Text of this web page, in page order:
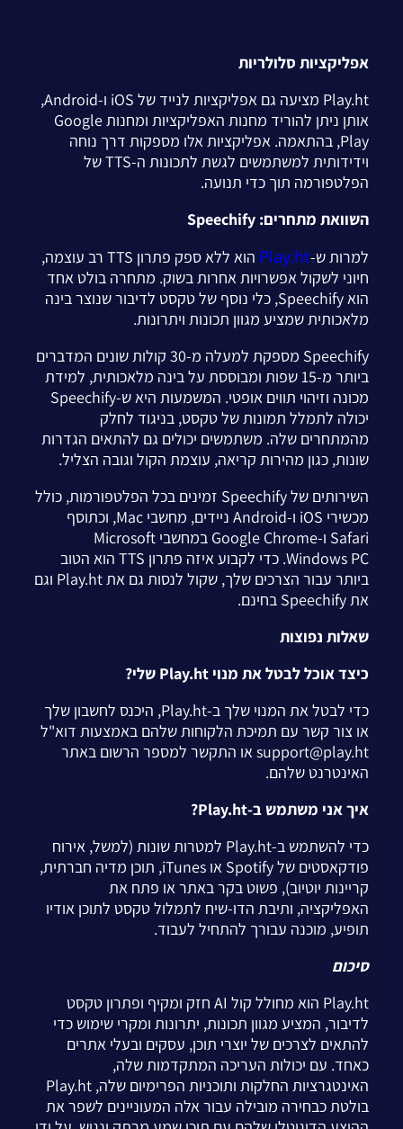
אפליקציות סלולריות
Play.ht מציעה גם אפליקציות לנייד של iOS ו-Android,
אותן ניתן להוריד מחנות האפליקציות ומחנות Google
Play, בהתאמה. אפליקציות אלו מספקות דרך נוחה
וידידותית למשתמשים לגשת לתכונות ה-TTS של
הפלטפורמה תוך כדי תנועה.
השוואת מתחרים: Speechify
למרות ש-Play.ht
הוא ללא ספק פתרון TTS רב עוצמה,
חיוני לשקול אפשרויות אחרות בשוק. מתחרה בולט אחד
הוא Speechify, כלי נוסף של טקסט לדיבור שנוצר בינה
מלאכותית שמציע מגוון תכונות ויתרונות.
Speechify מספקת למעלה מ-30 קולות שונים המדברים
ביותר מ-15 שפות ומבוססת על בינה מלאכותית, למידת
מכונה וזיהוי תווים אופטי. המשמעות היא ש-Speechify
יכולה לתמלל תמונות של טקסט, בניגוד לחלק
מהמתחרים שלה. משתמשים יכולים גם להתאים הגדרות
שונות, כגון מהירות קריאה, עוצמת הקול וגובה הצליל.
השירותים של Speechify זמינים בכל הפלטפורמות, כולל
מכשירי iOS ו-Android ניידים, מחשבי Mac, וכתוסף
Safari ו-Google Chrome במחשבי Microsoft
Windows PC. כדי לקבוע איזה פתרון TTS הוא הטוב
ביותר עבור הצרכים שלך, שקול לנסות גם את Play.ht וגם
את Speechify בחינם.
שאלות נפוצות
כיצד אוכל לבטל את מנוי Play.ht שלי?
כדי לבטל את המנוי שלך ב-Play.ht, היכנס לחשבון שלך
או צור קשר עם תמיכת הלקוחות שלהם באמצעות דוא"ל
support@play.htאו התקשר למספר הרשום באתר
האינטרנט שלהם.
איך אני משתמש ב-Play.ht?
כדי להשתמש ב-Play.ht למטרות שונות (למשל, אירוח
פודקאסטים של Spotify או iTunes, תוכן מדיה חברתית,
קריינות יוטיוב), פשוט בקר באתר או פתח את
האפליקציה, ותיבת הדו-שיח לתמלול טקסט לתוכן אודיו
תופיע, מוכנה עבורך להתחיל לעבוד.
סיכום
Play.ht הוא מחולל קול AI חזק ומקיף ופתרון טקסט
לדיבור, המציע מגוון תכונות, יתרונות ומקרי שימוש כדי
להתאים לצרכים של יוצרי תוכן, עסקים ובעלי אתרים
כאחד. עם יכולות העריכה המתקדמות שלה,
האינטגרציות החלקות ותוכניות הפרימיום שלה, Play.ht
בולטת כבחירה מובילה עבור אלה המעוניינים לשפר את